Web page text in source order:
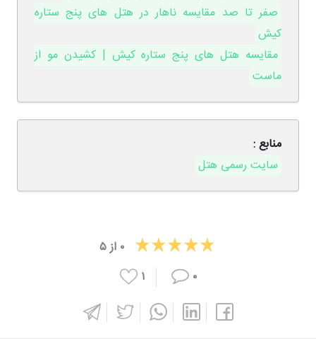
صفر تا صد مقایسه ناهار در هتل های پنج ستاره
کیش
مقایسه هتل های پنج ستاره کیش | کشیدن مو از
ماست
منابع :
سایت رسمی هتل
۰ از۵
۰
۱